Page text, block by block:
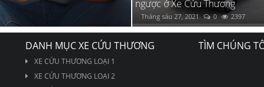
Tháng chín 1, 2023 0 950
ngược ở Xe Cứu Thương
Tháng sáu 27, 2021 0 2397
DANH MỤC XE CỨU THƯƠNG
XE CỨU THƯƠNG LOẠI 1
XE CỨU THƯƠNG LOẠI 2
TÌM CHÚNG